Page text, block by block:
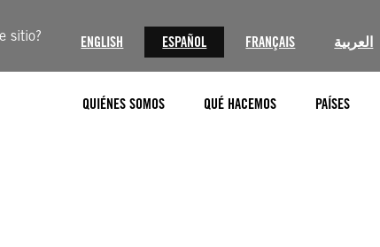
sitio? ENGLISH ESPAÑOL FRANÇAIS العربية
QUIÉNES SOMOS QUÉ HACEMOS PAÍSES